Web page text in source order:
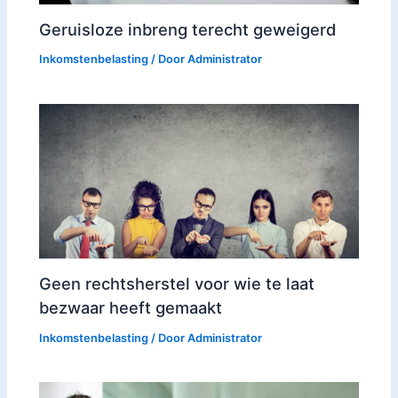
Geruisloze inbreng terecht geweigerd
Inkomstenbelasting / DoorAdministrator
Geen rechtsherstel voor wie te laat
bezwaar heeft gemaakt
Inkomstenbelasting / DoorAdministrator